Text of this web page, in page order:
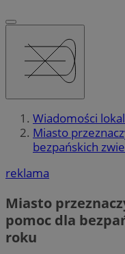
Wiadomości
Miasto
bezpańskich
reklama
Miasto
pomoc dla
roku